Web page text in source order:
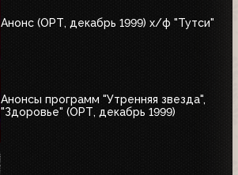
Анонс (ОРТ, декабрь 1999) х/ф "Тутси"
Анонсы программ "Утренняя звезда",
"Здоровье" (ОРТ, декабрь 1999)